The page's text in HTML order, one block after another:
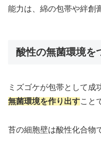
能力は、綿の包帯や絆創
酸性の無菌環境を
ミズゴケが包帯として成
無菌環境を作り出すこと
苔の細胞壁は酸性化合物